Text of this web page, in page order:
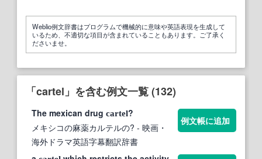
Weblio例文辞書はプログラムで機械的に意味や英語表現を生成して
いるため、不適切な項目が含まれていることもあります。ご了承く
ださいませ。
「cartel」を含む例文一覧 (132)
The mexican drug cartel?
メキシコの麻薬カルテルの? - 映画・
海外ドラマ英語字幕翻訳辞書
例文帳に追加